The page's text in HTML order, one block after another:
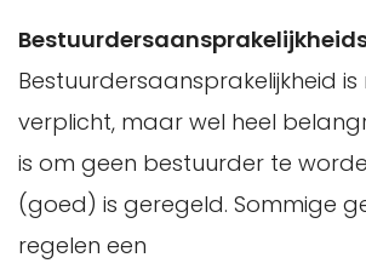
Bestuurdersaansprakelijkheid is
verplicht, maar wel heel
is om geen bestuurder te
(goed) is geregeld. Sommige
regelen een